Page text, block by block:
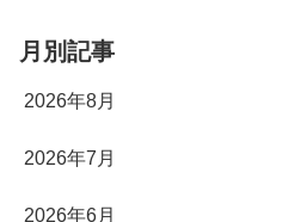
月別記事
2026年8月
2026年7月
2026年6月